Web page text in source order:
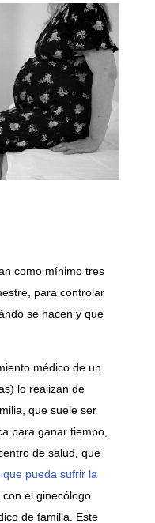
como mínimo tres
para controlar
se hacen y qué
médico de un
lo realizan de
que suele ser
para ganar tiempo,
de salud, que
que pueda sufrir la
con el ginecólogo
de familia. Este